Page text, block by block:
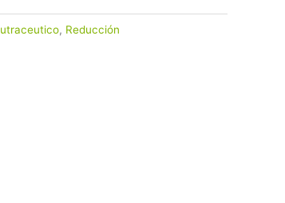
, Reducción